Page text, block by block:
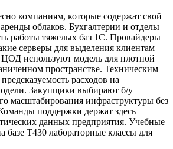
компаниям, которые содержат свой
облаков. Бухгалтерии и отделы
работы тяжелых баз 1С. Провайдеры
серверы для выделения клиентам
используют модель для плотной
пространстве. Техническим
расходов на
Закупщики выбирают б/у
масштабирования инфраструктуры без
поддержки держат здесь
данных предприятия. Учебные
базе T430 лабораторные классы для